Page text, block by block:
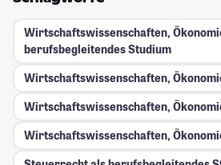
Wirtschaftswissenschaften,
berufsbegleitendes Studium
Wirtschaftswissenschaften,
Wirtschaftswissenschaften,
Wirtschaftswissenschaften,